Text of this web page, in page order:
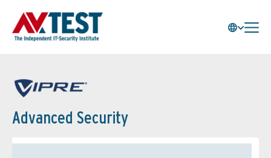
Advanced Security